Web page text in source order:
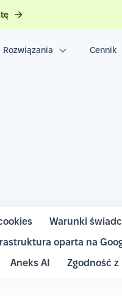
Rozwiązania Cennik
Warunki
oparta na
Aneks AI Zgodność z